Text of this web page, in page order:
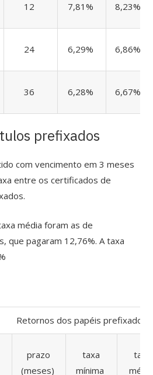
12 7,81% 8,23%
24 6,29% 6,86%
36 6,28% 6,67%
prefixados
com vencimento em 3 meses
entre os certificados de
média foram as de
que pagaram 12,76%. A taxa
Retornos dos papéis
prazo
(meses)
taxa
mínima
taxa
média